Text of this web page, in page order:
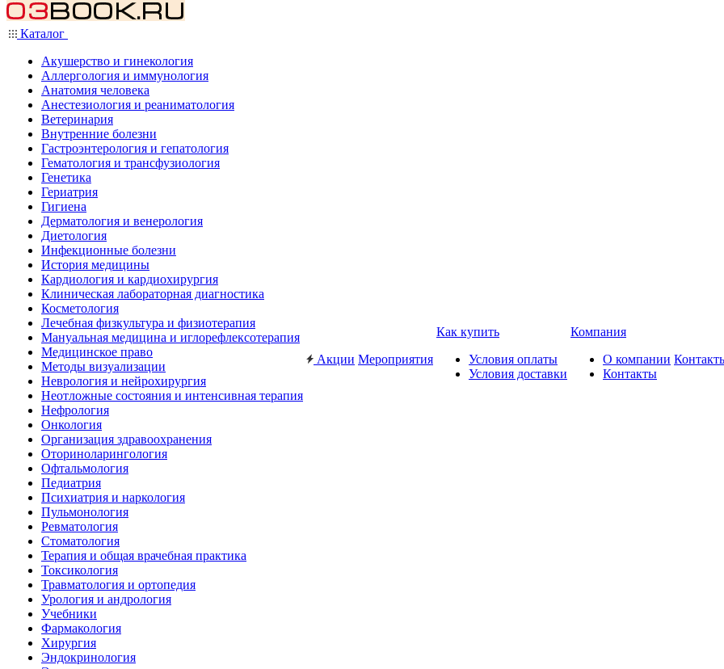
Каталог
Акушерство и гинекология
Аллергология и иммунология
Анатомия человека
Анестезиология и реаниматология
Ветеринария
Внутренние болезни
Гастроэнтерология и гепатология
Гематология и трансфузиология
Генетика
Гериатрия
Гигиена
Дерматология и венерология
Диетология
Инфекционные болезни
История медицины
Кардиология и кардиохирургия
Клиническая лабораторная диагностика
Косметология
Лечебная физкультура и физиотерапия
Мануальная медицина и иглорефлексотерапия
Медицинское право
Методы визуализации
Неврология и нейрохирургия
Неотложные состояния и интенсивная терапия
Нефрология
Онкология
Организация здравоохранения
Оториноларингология
Офтальмология
Педиатрия
Психиатрия и наркология
Пульмонология
Ревматология
Стоматология
Терапия и общая врачебная практика
Токсикология
Травматология и ортопедия
Урология и андрология
Учебники
Фармакология
Хирургия
Эндокринология
Акции Мероприятия
Как купить
Условия оплаты
Условия доставки
Компания
О компании
Контакты